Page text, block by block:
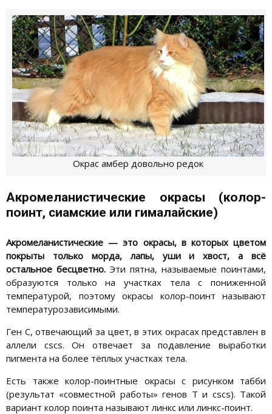
Окрас амбер довольно редок
Акромеланистические окрасы (колор-
поинт, сиамские или гималайские)
Акромеланистические — это окрасы, в которых цветом
покрыты только морда, лапы, уши и хвост, а всё
остальное бесцветно. Эти пятна, называемые поинтами,
образуются только на участках тела с пониженной
температурой, поэтому окрасы колор-поинт называют
температурозависимыми.
Ген С, отвечающий за цвет, в этих окрасах представлен в
аллели сscs. Он отвечает за подавление выработки
пигмента на более тёплых участках тела.
Есть также колор-поинтные окрасы с рисунком табби
(результат «совместной работы» генов Т и сscs). Такой
вариант колор поинта называют линкс или линкс-поинт.